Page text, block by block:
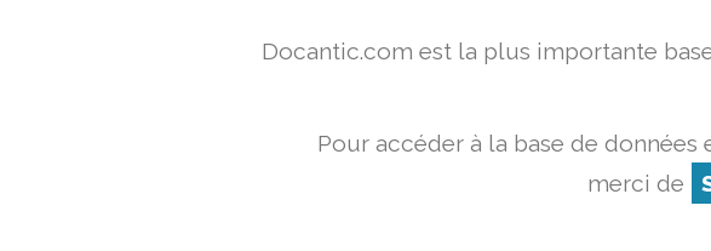
Docantic.com est la plus importante
Pour accéder à la base de
merci de